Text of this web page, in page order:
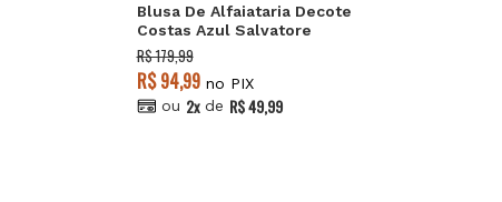
Blusa De Alfaiataria Decote
Costas Azul Salvatore
R$ 179,99
R$ 94,99no PIX
ou 2x de R$ 49,99